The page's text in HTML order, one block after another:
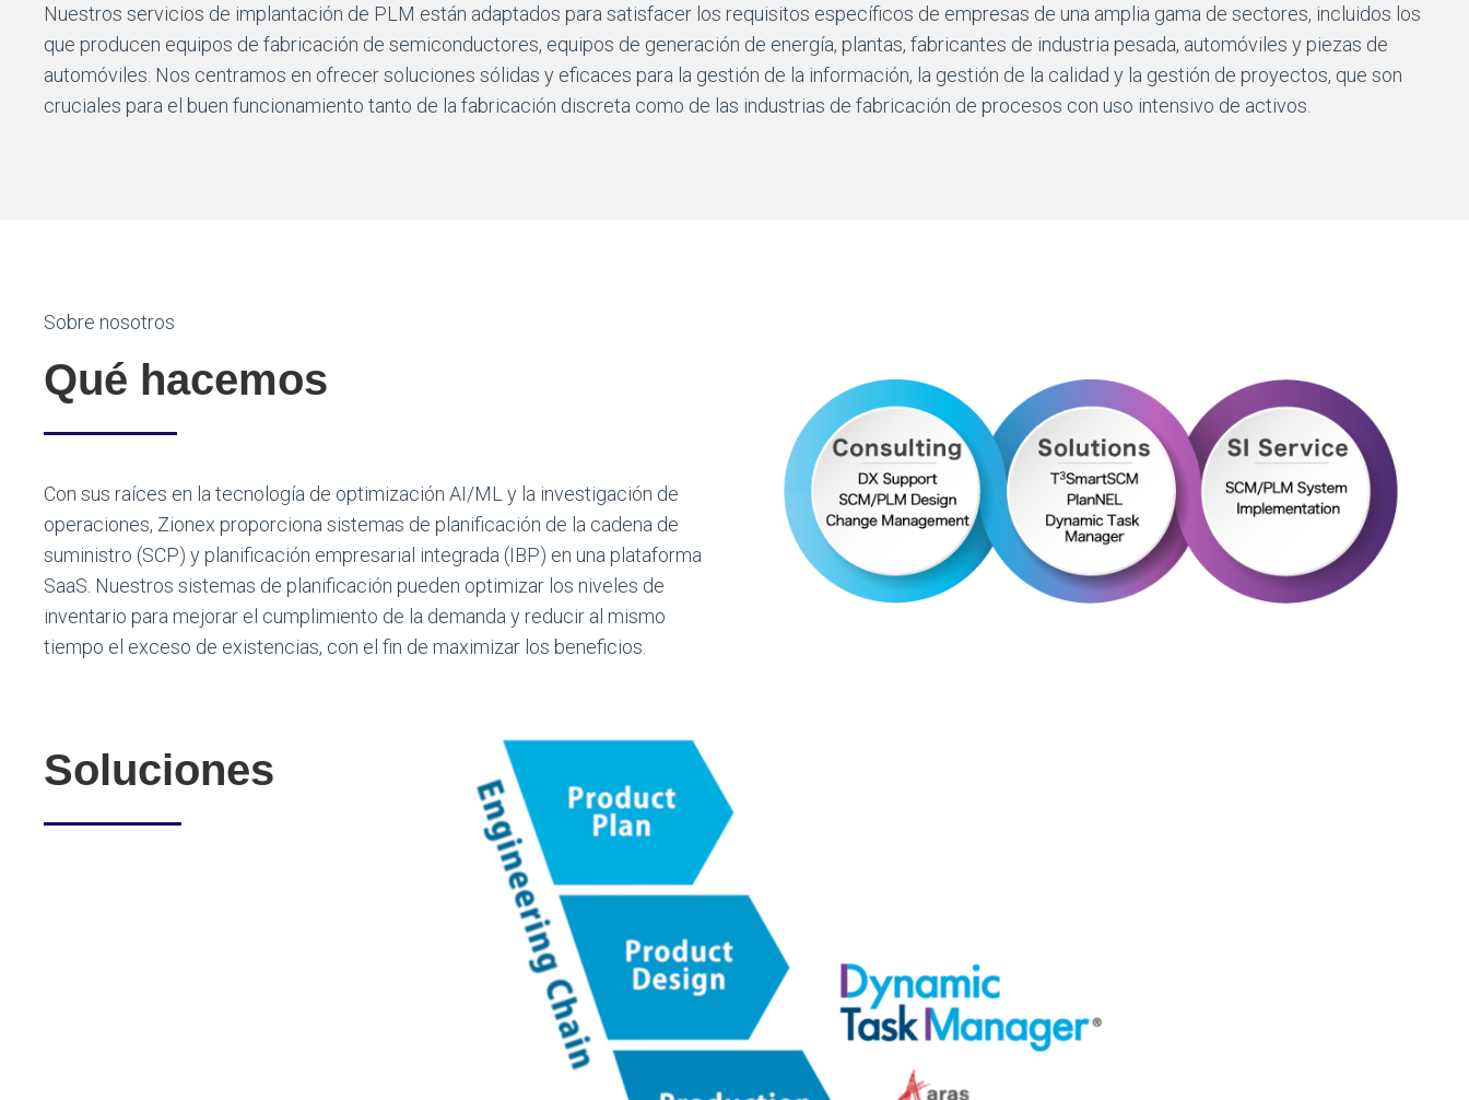
Nuestros servicios de implantación de PLM están adaptados para satisfacer los requisitos específicos de empresas de una amplia gama de sectores, incluidos los
que producen equipos de fabricación de semiconductores, equipos de generación de energía, plantas, fabricantes de industria pesada, automóviles y piezas de
automóviles. Nos centramos en ofrecer soluciones sólidas y eficaces para la gestión de la información, la gestión de la calidad y la gestión de proyectos, que son
cruciales para el buen funcionamiento tanto de la fabricación discreta como de las industrias de fabricación de procesos con uso intensivo de activos.
Sobre nosotros
Qué hacemos
Con sus raíces en la tecnología de optimización AI/ML y la investigación de
operaciones, Zionex proporciona sistemas de planificación de la cadena de
suministro (SCP) y planificación empresarial integrada (IBP) en una plataforma
SaaS. Nuestros sistemas de planificación pueden optimizar los niveles de
inventario para mejorar el cumplimiento de la demanda y reducir al mismo
tiempo el exceso de existencias, con el fin de maximizar los beneficios.
Soluciones